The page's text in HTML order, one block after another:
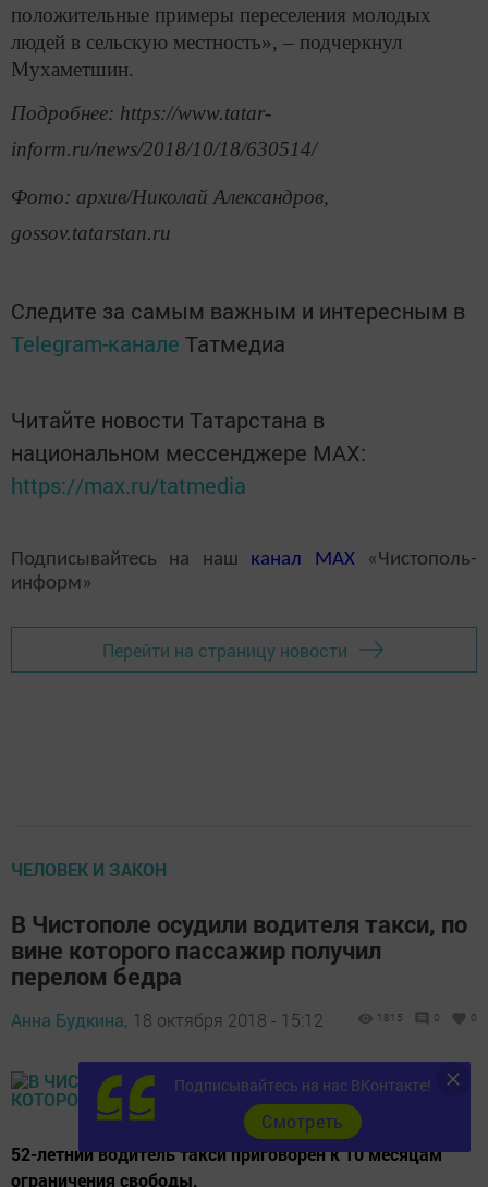
положительные примеры переселения молодых
людей в сельскую местность», – подчеркнул
Мухаметшин.
Подробнее: https://www.tatar-
inform.ru/news/2018/10/18/630514/
Фото: архив/Николай Александров,
gossov.tatarstan.ru
Следите за самым важным и интересным в
Telegram-канале Татмедиа
Читайте новости Татарстана в
национальном мессенджере MАХ:
https://max.ru/tatmedia
Подписывайтесь на наш канал MAX«Чистополь-
информ»
Перейти на страницу новости
ЧЕЛОВЕК И ЗАКОН
В Чистополе осудили водителя такси, по
вине которого пассажир получил
перелом бедра
Анна Будкина, 18 октября 2018 - 15:12 1815 0 0
52-летний водитель такси приговорен к 10 месяцам
ограничения свободы.
Подписывайтесь на нас ВКонтакте!
Cмотреть